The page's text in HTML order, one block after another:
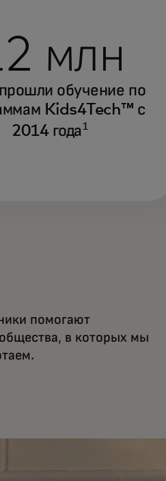
млн
обучение по
Kids4Tech™ с
2014 года1
помогают
в которых мы